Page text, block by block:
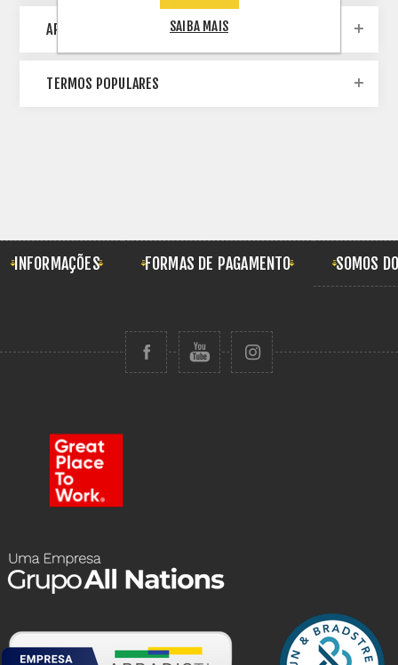
ARQUIVO
TERMOS POPULARES
INFORMAÇÕES FORMAS DE PAGAMENTO SOMOS
SAIBA MAIS